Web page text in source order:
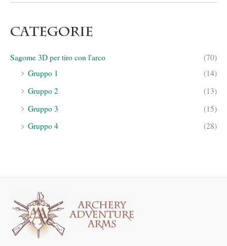
Categorie
Sagome 3D per tiro con l'arco
(70)
Gruppo 1
(14)
Gruppo 2
(13)
Gruppo 3
(15)
Gruppo 4
(28)